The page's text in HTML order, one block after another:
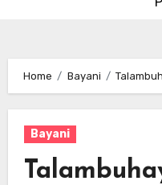
Home Bayani
Bayani